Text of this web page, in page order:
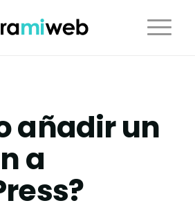
añadir un
a